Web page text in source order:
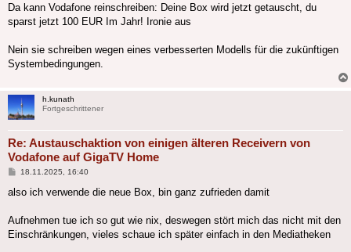
Da kann Vodafone reinschreiben: Deine Box wird jetzt getauscht, du
sparst jetzt 100 EUR Im Jahr! Ironie aus
Nein sie schreiben wegen eines verbesserten Modells für die zukünftigen
Systembedingungen.
h.kunath
Fortgeschrittener
Re: Austauschaktion von einigen älteren Receivern von
Vodafone auf GigaTV Home
Beitrag
18.11.2025, 16:40
also ich verwende die neue Box, bin ganz zufrieden damit
Aufnehmen tue ich so gut wie nix, deswegen stört mich das nicht mit den
Einschränkungen, vieles schaue ich später einfach in den Mediatheken